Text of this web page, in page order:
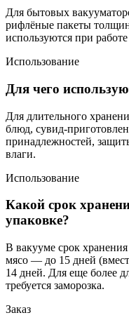
Для бытовых
рифлёные пакеты
используются при
Использование
Для чего
Для длительного
блюд, сувид-
принадлежностей,
влаги.
Использование
Какой срок
упаковке?
В вакууме срок
мясо — до 15 дней
14 дней. Для еще более
требуется заморозка.
Заказ